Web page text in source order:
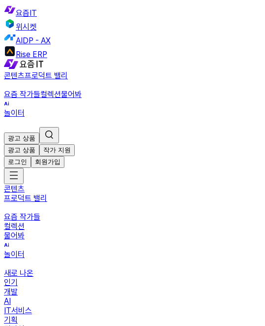
요즘IT
위시켓
AIDP - AX
Rise ERP
콘텐츠프로덕트 밸리
요즘 작가들컬렉션물어봐
놀이터
광고 상품
광고 상품
작가 지원
로그인
회원가입
콘텐츠
프로덕트 밸리
요즘 작가들
컬렉션
물어봐
놀이터
새로 나온
인기
개발
AI
IT서비스
기획